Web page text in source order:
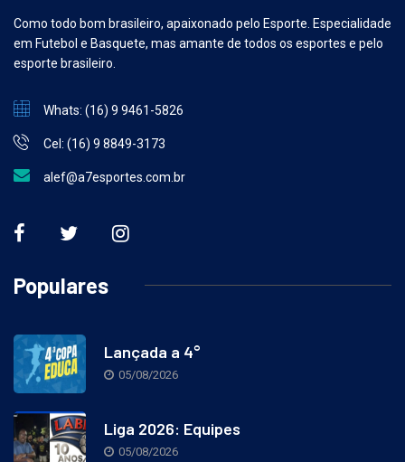
Como todo bom brasileiro, apaixonado pelo Esporte. Especialidade
em Futebol e Basquete, mas amante de todos os esportes e pelo
esporte brasileiro.
Whats: (16) 9 9461-5826
Cel: (16) 9 8849-3173
alef@a7esportes.com.br
Populares
Lançada a 4°
05/08/2026
Liga 2026: Equipes
05/08/2026